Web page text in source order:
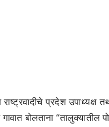
राष्ट्रवादीचे प्रदेश
बोलताना